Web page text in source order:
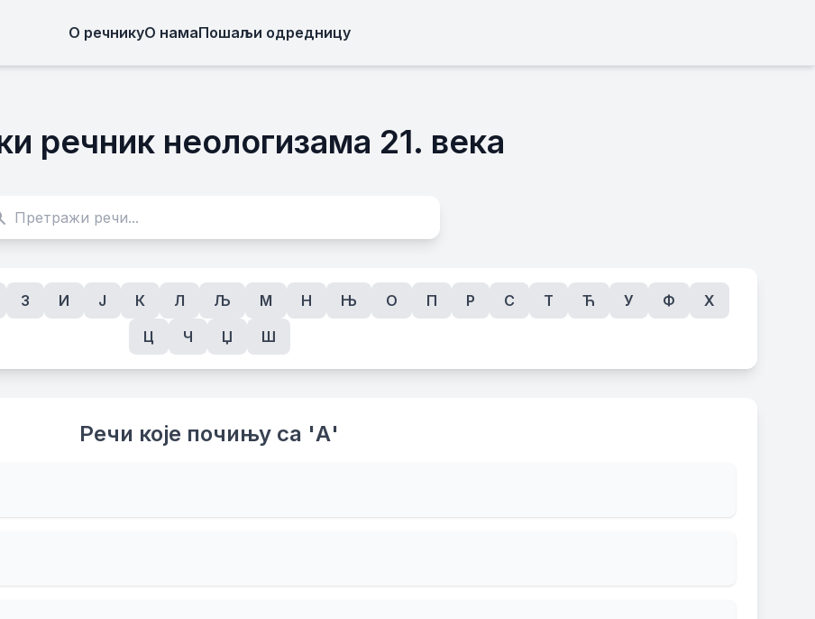
О речникуО намаПошаљи одредницу
речник неологизама 21. века
З И Ј К Л Љ М Н Њ О П Р С Т Ћ У Ф
Х
Ц
Ч Џ Ш
Речи које почињу са 'А'